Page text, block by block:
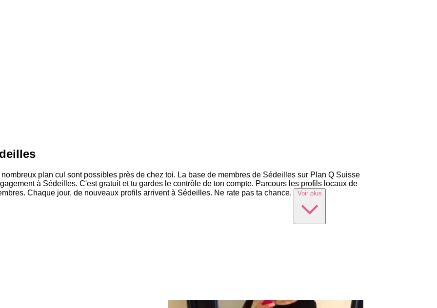
plan cul sont possibles près de chez toi. La base de membres de Sédeilles sur Plan Q Suisse
à Sédeilles. C'est gratuit et tu gardes le contrôle de ton compte. Parcours les profils locaux de
Chaque jour, de nouveaux profils arrivent à Sédeilles. Ne rate pas ta chance.
Voir plus